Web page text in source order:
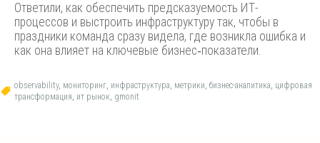
Ответили, как обеспечить предсказуемость ИТ-
процессов и выстроить инфраструктуру так, чтобы в
праздники команда сразу видела, где возникла ошибка и
как она влияет на ключевые бизнес‑показатели.
observability, мониторинг, инфраструктура, метрики, бизнес-аналитика, цифровая
трансформация, ит рынок, gmonit